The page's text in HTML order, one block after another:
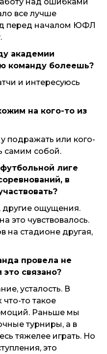
все лучше
перед началом ЮФЛ
академии
команду болеешь?
и интересуюсь
на кого-то из
подражать или кого-
самим собой.
лиге
в
другие ощущения.
это чувствовалось.
на стадионе другая,
провела не
связано?
усталость. В
то такое
Раньше мы
турниры, а в
тяжелее играть. Но
это